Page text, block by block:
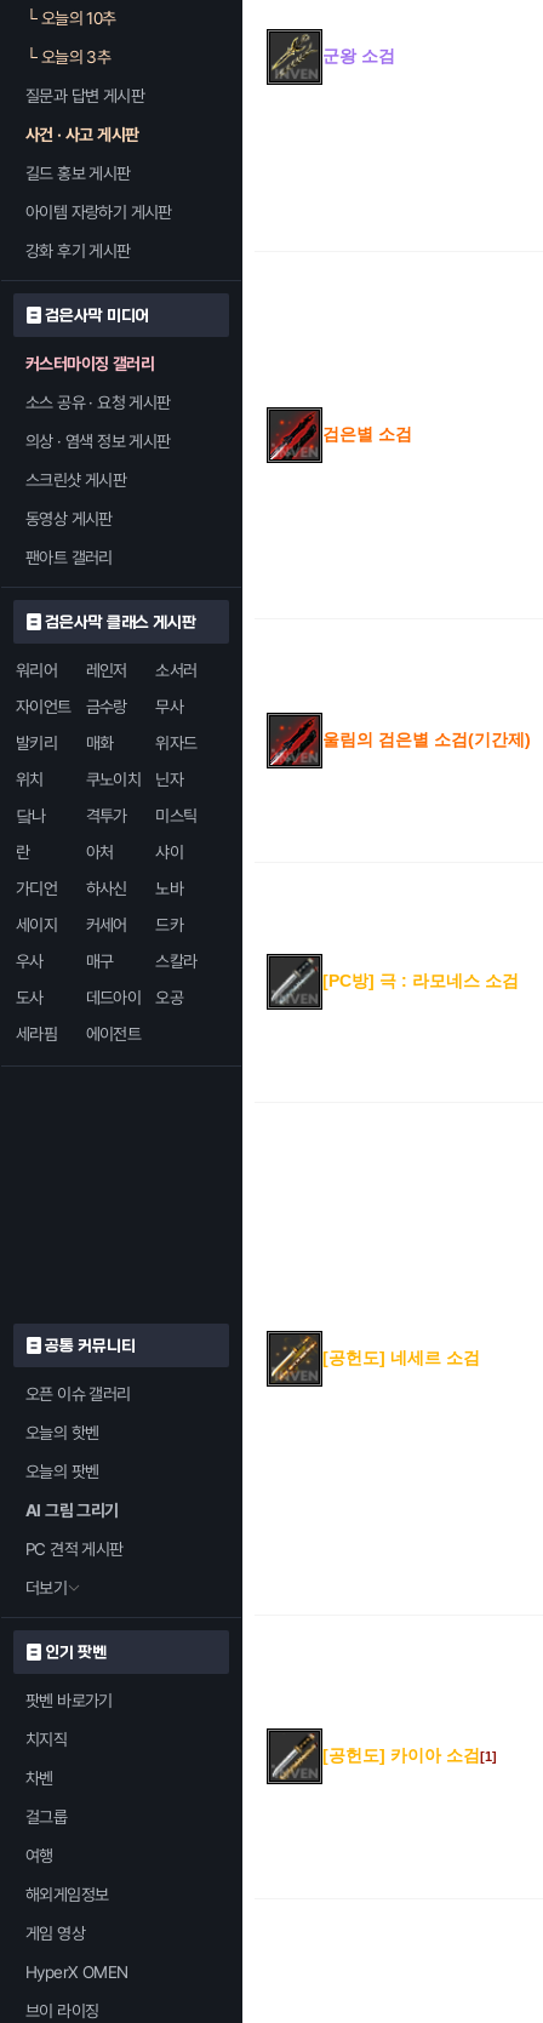
└오늘의 10추
└오늘의 3추
질문과 답변 게시판
사건 · 사고 게시판
길드 홍보 게시판
아이템 자랑하기 게시판
강화 후기 게시판
검은사막 미디어
커스터마이징 갤러리
소스 공유 · 요청 게시판
의상 · 염색 정보 게시판
스크린샷 게시판
동영상 게시판
팬아트 갤러리
검은사막 클래스 게시판
워리어 레인저
소서러
자이언트
금수랑
무사
발키리
매화
위자드
위치
쿠노이치
닌자
닼나
격투가
미스틱
란
아처
샤이
가디언
하사신
노바
세이지
커세어
드카
우사
매구
스칼라
도사
데드아이
오공
세라핌
에이전트
공통 커뮤니티
오픈 이슈 갤러리
오늘의 핫벤
오늘의 팟벤
AI 그림 그리기
PC 견적 게시판
더보기
인기 팟벤
팟벤 바로가기
치지직
차벤
걸그룹
여행
해외게임정보
게임 영상
HyperX OMEN
브이 라이징
군왕 소검
검은별 소검
울림의 검은별 소검(기간제)
[PC방] 극 : 라모네스 소검
[공헌도] 네세르 소검
[공헌도] 카이아 소검 [1]